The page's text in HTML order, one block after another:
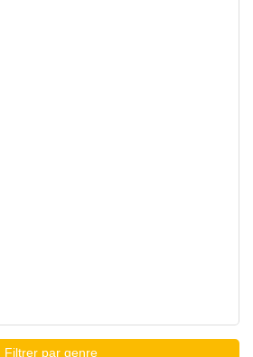
Filtrer par genre